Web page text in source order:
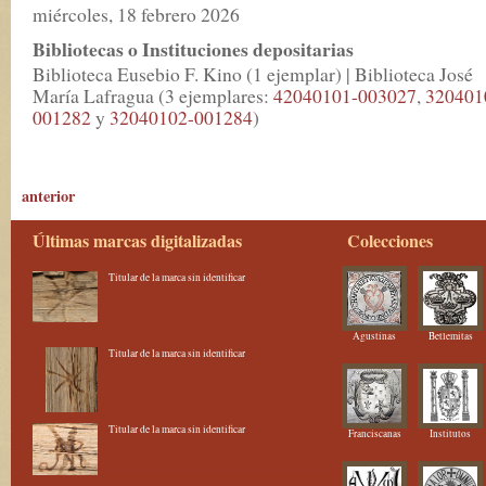
miércoles, 18 febrero 2026
Bibliotecas o Instituciones depositarias
Biblioteca Eusebio F. Kino (1 ejemplar) | Biblioteca José
María Lafragua (3 ejemplares: 42040101-003027,
001282 y 32040102-001284)
anterior
Últimas marcas digitalizadas
Titular de la marca sin identificar
Titular de la marca sin identificar
Titular de la marca sin identificar
Colecciones
Agustinas Betlemitas
Franciscanas Institutos